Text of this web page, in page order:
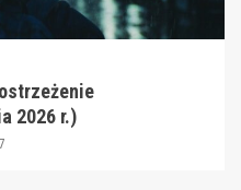
ostrzeżenie
2026 r.)